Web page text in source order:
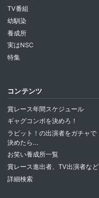
TV番組
幼馴染
養成所
実はNSC
特集
コンテンツ
賞レース年間スケジュール
ギャグコンボを決めろ！
ラビット！の出演者をガチャで
決めたら...
お笑い養成所一覧
賞レース進出者、TV出演者など
詳細検索